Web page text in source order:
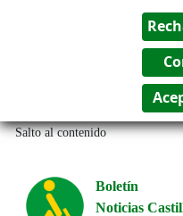
Salto al contenido
Boletín
Noticias